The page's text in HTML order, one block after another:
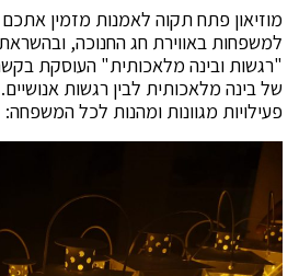
מוזיאון פתח תקוה לאמנות מזמין אתכם
למשפחות באווירת חג החנוכה,
"רגשות ובינה מלאכותית" העוסקת
של בינה מלאכותית לבין רגשות
פעילויות מגוונות ומהנות לכל המשפחה: